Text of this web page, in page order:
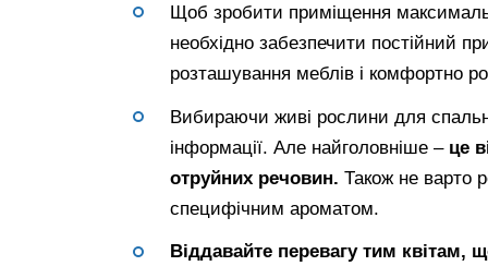
Щоб зробити приміщення
необхідно забезпечити постійний
розташування меблів і комфортно
Вибираючи живі рослини для
інформації. Але найголовніше –це
отруйних речовин. Також не варто
специфічним ароматом.
Віддавайте перевагу тим квітам,